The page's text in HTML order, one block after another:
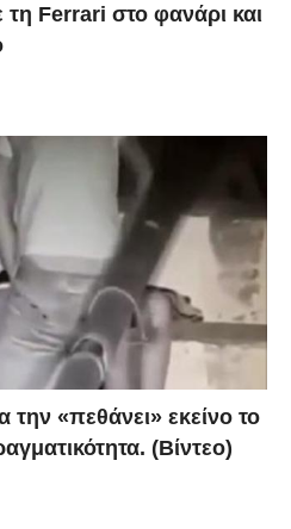
τη Ferrari στο φανάρι και
την «πεθάνει» εκείνο το
(Βίντεο)